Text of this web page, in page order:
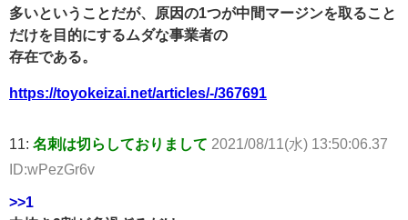
多いということだが、原因の1つが中間マージンを取ること
だけを目的にするムダな事業者の
存在である。
https://toyokeizai.net/articles/-/367691
11: 名刺は切らしておりまして 2021/08/11(水) 13:50:06.37
ID:wPezGr6v
>>1